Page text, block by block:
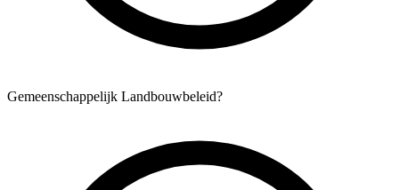
Gemeenschappelijk Landbouwbeleid?